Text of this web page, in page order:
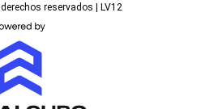
reservados | LV12